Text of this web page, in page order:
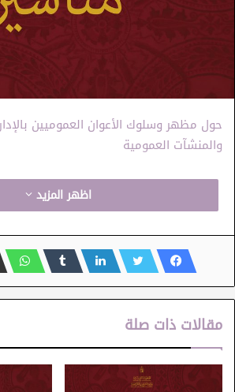
حول مظهر وسلوك الأعوان العموميين
والمنشآت العمومية
اظهر المزيد
مقالات ذات صلة